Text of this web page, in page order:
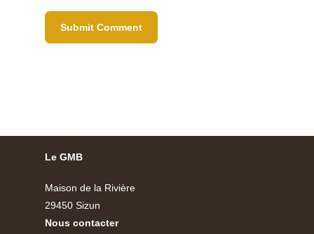
Le GMB
Maison de la Rivière
29450 Sizun
Nous contacter